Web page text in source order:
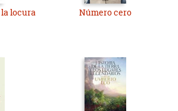
locura Número cero